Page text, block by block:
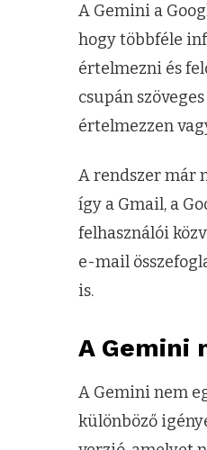
A Gemini a
hogy többféle
értelmezni és
csupán
értelmezzen
A rendszer már
így a Gmail, a
felhasználói
e-mail
is.
A Gemini
A Gemini nem
különböző